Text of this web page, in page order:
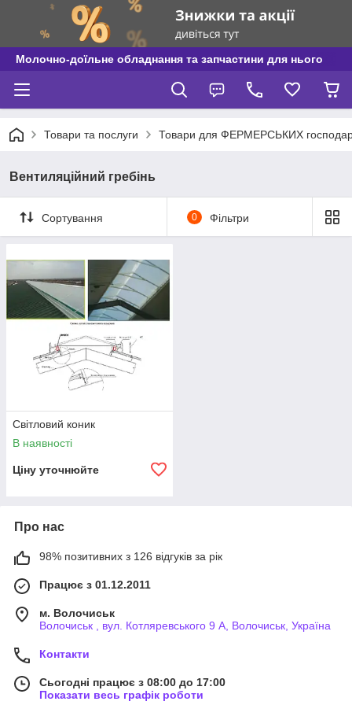
Молочно-доїльне обладнання та запчастини для нього
Товари та послуги Товари для ФЕРМЕРСЬКИХ
Вентиляційний гребінь
Сортування 0 Фільтри
Світловий коник
В наявності
Ціну уточнюйте
Про нас
98% позитивних з 126 відгуків за рік
Працює з 01.12.2011
м. Волочиськ
Волочиськ , вул. Котляревського 9 А, Волочиськ, Україна
Контакти
Сьогодні працює з 08:00 до 17:00
Показати весь графік роботи